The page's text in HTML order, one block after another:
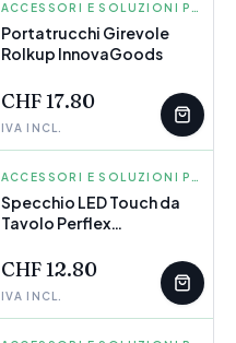
INNOVAGOODS ACCESSORI E SOLUZIONI PER ORGANIZZARE
Portatrucchi Girevole
Rolkup InnovaGoods
CHF 17.80
IVA INCL.
INNOVAGOODS
POCHI PEZZI
ACCESSORI E SOLUZIONI PER ORGANIZZARE
Specchio LED Touch da
Tavolo Perflex
CHF 12.80
IVA INCL.